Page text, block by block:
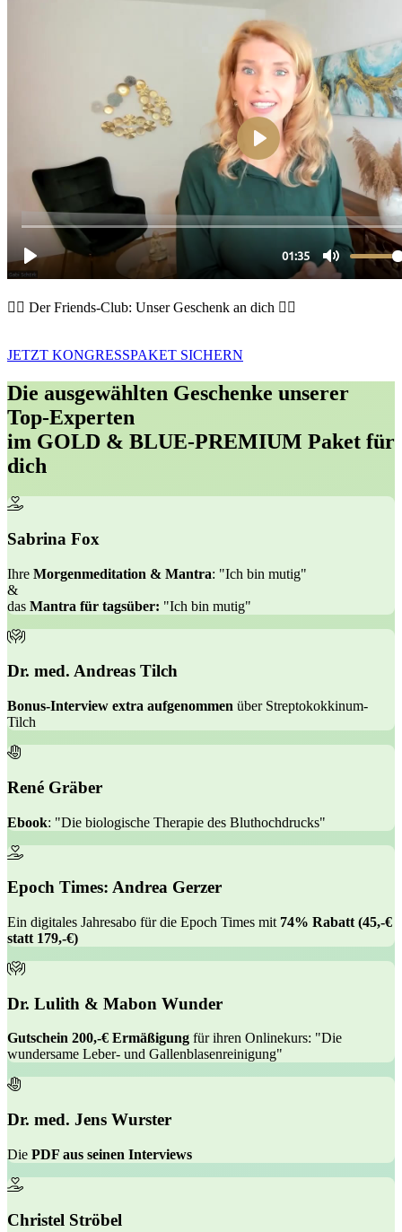
👆🏼 Der Friends-Club: Unser Geschenk an dich 👆🏼
JETZT KONGRESSPAKET SICHERN
Die ausgewählten Geschenke unserer
Top-Experten
im GOLD & BLUE-PREMIUM Paket für
dich
Sabrina Fox
Ihre Morgenmeditation & Mantra: "Ich bin mutig"
&
das Mantra für tagsüber: "Ich bin mutig"
Dr. med. Andreas Tilch
Bonus-Interview extra aufgenommen über Streptokokkinum-
Tilch
René Gräber
Ebook: "Die biologische Therapie des Bluthochdrucks"
Epoch Times: Andrea Gerzer
Ein digitales Jahresabo für die Epoch Times mit 74% Rabatt (45,-€
statt 179,-€)
Dr. Lulith & Mabon Wunder
Gutschein 200,-€ Ermäßigung für ihren Onlinekurs: "Die
wundersame Leber- und Gallenblasenreinigung"
Dr. med. Jens Wurster
Die PDF aus seinen Interviews
Christel Ströbel